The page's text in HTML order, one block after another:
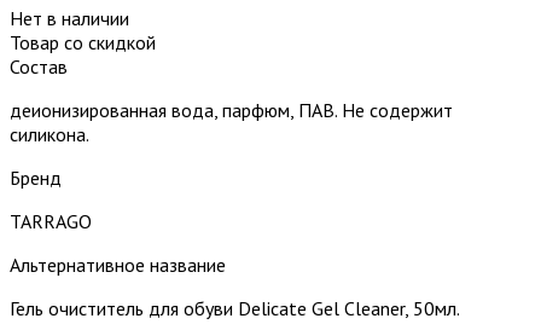
Нет в наличии
Товар со скидкой
Состав
деионизированная вода, парфюм, ПАВ. Не содержит
силикона.
Бренд
TARRAGO
Альтернативное название
Гель очиститель для обуви Delicate Gel Cleaner, 50мл.